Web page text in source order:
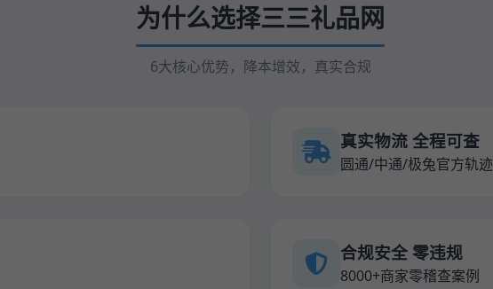
为什么选择三三礼品网
6大核心优势，降本增效，真实合规
真实物流 全程可查
圆通/中通/极兔官方轨迹
合规安全 零违规
8000+商家零稽查案例